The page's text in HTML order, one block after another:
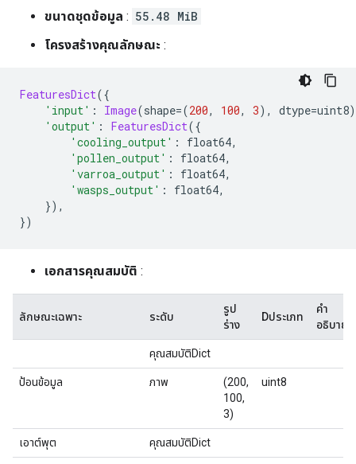
ขนาดชุดข้อมูล : 55.48 MiB
โครงสร้างคุณลักษณะ :
FeaturesDict({
'input' : Image(shape=(200, 100, 3), dtype=uint8
'output' : FeaturesDict({
'cooling_output' : float64,
'pollen_output' : float64,
'varroa_output' : float64,
'wasps_output' : float64,
}),
})
เอกสารคุณสมบัติ :
ลักษณะเฉพาะ ระดับ
รูป
ร่าง
Dประเภท
คำ
อธิบาย
คุณสมบัติDict
ป้อนข้อมูล ภาพ
(200,
100,
3)
uint8
เอาต์พุต คุณสมบัติDict